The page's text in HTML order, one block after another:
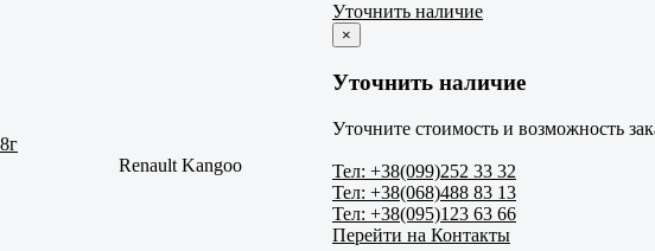
Renault Kangoo
Уточнить наличие
×
Уточнить наличие
Уточните стоимость и возможность
Тел: +38(099)252 33 32
Тел: +38(068)488 83 13
Тел: +38(095)123 63 66
Перейти на Контакты